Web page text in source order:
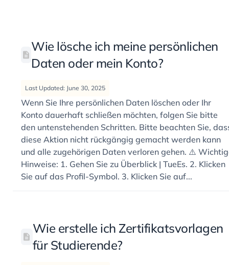
Wie lösche ich meine persönlichen
Daten oder mein Konto?
Last Updated: June 30, 2025
Wenn Sie Ihre persönlichen Daten löschen oder Ihr
Konto dauerhaft schließen möchten, folgen Sie bitte
den untenstehenden Schritten. Bitte beachten Sie,
diese Aktion nicht rückgängig gemacht werden kann
und alle zugehörigen Daten verloren gehen. ⚠️
Hinweise: 1. Gehen Sie zu Überblick | TueEs. 2. Klicken
Sie auf das Profil-Symbol. 3. Klicken Sie auf...
Wie erstelle ich Zertifikatsvorlagen
für Studierende?